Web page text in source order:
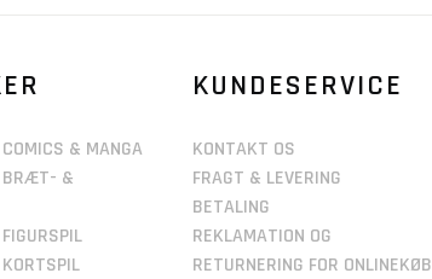
& MANGA
BRÆT- &
KUNDESERVICE
KONTAKT OS
FRAGT & LEVERING
BETALING
REKLAMATION OG
RETURNERING FOR ONLINEKØB